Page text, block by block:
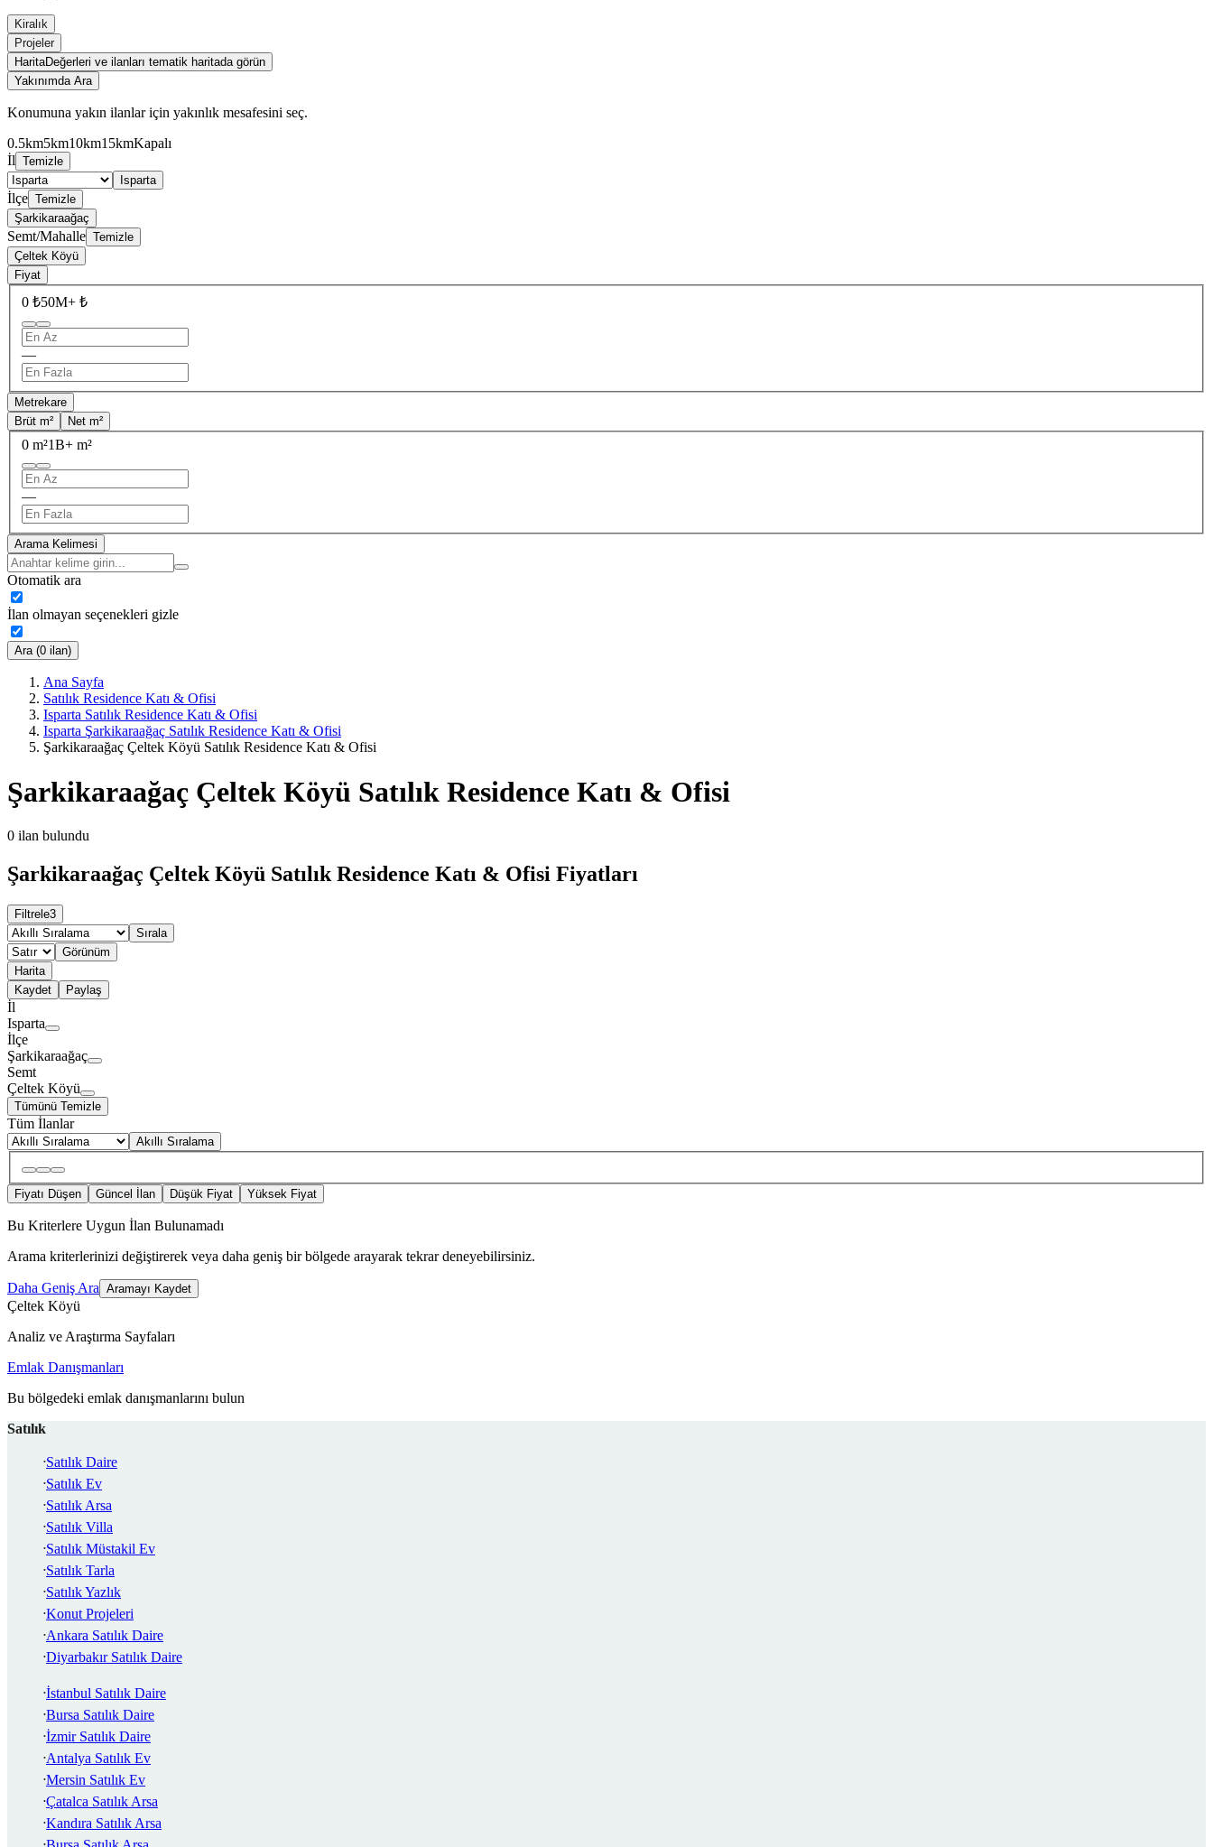
Kiralık
Projeler
HaritaDeğerleri ve ilanları tematik haritada görün
Yakınımda Ara
Konumuna yakın ilanlar için yakınlık mesafesini seç.
0.5km5km10km15kmKapalı
İl Temizle
Isparta
İlçe Temizle
Şarkikaraağaç
Semt/Mahalle Temizle
Çeltek Köyü
Fiyat
0 ₺50M+ ₺
—
Metrekare
Brüt m²
Net m²
0 m²1B+ m²
—
Arama Kelimesi
Otomatik ara
İlan olmayan seçenekleri gizle
Ara (0 ilan)
Ana Sayfa
Satılık Residence Katı & Ofisi
Isparta Satılık Residence Katı & Ofisi
Isparta Şarkikaraağaç Satılık Residence Katı & Ofisi
Şarkikaraağaç Çeltek Köyü Satılık Residence Katı & Ofisi
Şarkikaraağaç Çeltek Köyü Satılık Residence Katı & Ofisi
0 ilan bulundu
Şarkikaraağaç Çeltek Köyü Satılık Residence Katı & Ofisi Fiyatları
Filtrele3
Sırala
Görünüm
Harita
Kaydet
Paylaş
İl
Isparta
İlçe
Şarkikaraağaç
Semt
Çeltek Köyü
Tümünü Temizle
Tüm İlanlar
Akıllı Sıralama
Fiyatı Düşen Güncel İlan Düşük Fiyat Yüksek Fiyat
Bu Kriterlere Uygun İlan Bulunamadı
Arama kriterlerinizi değiştirerek veya daha geniş bir bölgede arayarak tekrar deneyebilirsiniz.
Daha Geniş Ara Aramayı Kaydet
Çeltek Köyü
Analiz ve Araştırma Sayfaları
Emlak Danışmanları
Bu bölgedeki emlak danışmanlarını bulun
Satılık
Satılık Daire
Satılık Ev
Satılık Arsa
Satılık Villa
Satılık Müstakil Ev
Satılık Tarla
Satılık Yazlık
Konut Projeleri
Ankara Satılık Daire
Diyarbakır Satılık Daire
İstanbul Satılık Daire
Bursa Satılık Daire
İzmir Satılık Daire
Antalya Satılık Ev
Mersin Satılık Ev
Çatalca Satılık Arsa
Kandıra Satılık Arsa